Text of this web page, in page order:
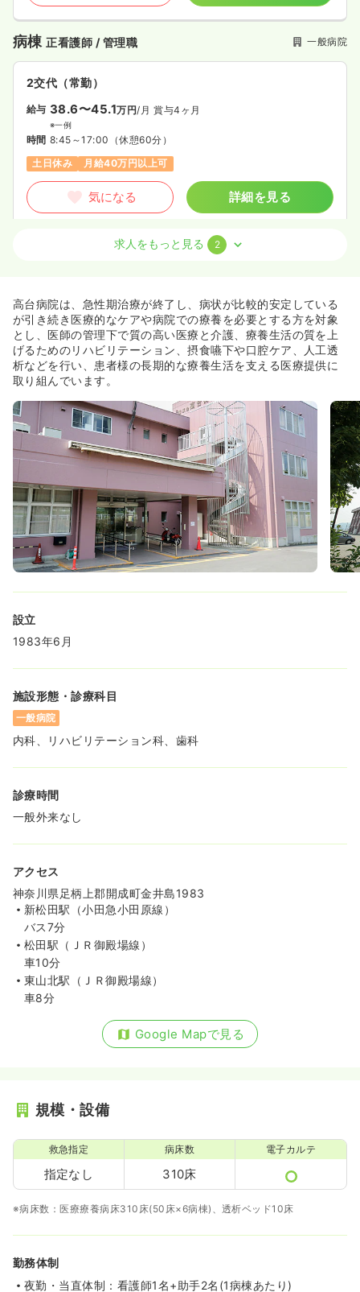
病棟正看護師 / 管理職 一般病院
2交代（常勤）
給与 38.6〜45.1万円/月 賞与4ヶ月
※一例
時間 8:45～17:00 （休憩60分）
土日休み
月給40万円以上可
気になる 詳細を見る
正・准看護師
給与 24.5〜31.5万円/月 賞与4.4ヶ月
※一例
時間 8:45～17:00（休憩60分）
4週8休以上
担当業務未経験可
ブランク可
月給31万円以上可
気になる 詳細を見る
訪問診療 正看護師 一般病院
日勤のみ（常勤） 一時募集休止
給与 23.0〜30.0万円 /月 賞与4ヶ月
※一例
時間 8:45～17:00（休憩60分）
土日祝休み
担当業務未経験可
第二新卒可
求人をもっと見る 2
高台病院は、急性期治療が終了し、病状が比較的安定している
が引き続き医療的なケアや病院での療養を必要とする方を対象
とし、医師の管理下で質の高い医療と介護、療養生活の質を上
げるためのリハビリテーション、摂食嚥下や口腔ケア、人工透
析などを行い、患者様の長期的な療養生活を支える医療提供に
取り組んでいます。
設立
1983年6月
施設形態・診療科目
一般病院
内科、リハビリテーション科、歯科
診療時間
一般外来なし
アクセス
神奈川県足柄上郡開成町金井島1983
新松田駅（小田急小田原線）
バス7分
松田駅（ＪＲ御殿場線）
車10分
東山北駅（ＪＲ御殿場線）
車8分
Google Mapで見る
規模・設備
救急指定
指定なし
病床数
310床
電子カルテ
※病床数：医療療養病床310床(50床×6病棟)、透析ベッド10床
勤務体制
夜勤・当直体制：看護師1名+助手2名(1病棟あたり)